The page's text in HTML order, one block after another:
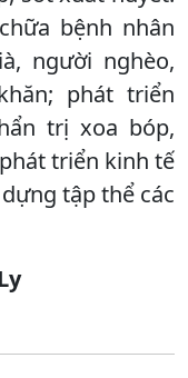
bệnh nhân
người nghèo,
phát triển
trị xoa bóp,
triển kinh tế
tập thể các